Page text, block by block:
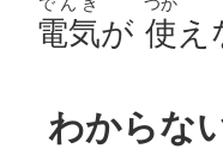
電気が 使 え
わからな